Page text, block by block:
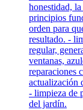
honestidad,
principios
orden para
resultado. -
regular,
ventanas,
reparaciones
actualización
- limpieza de
del jardín.